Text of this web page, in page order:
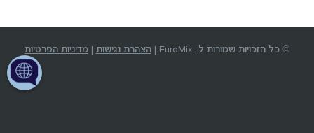
© כל הזכויות שמורות ל- EuroMix | הצהרת נגישות |מדיניות הפרטיות